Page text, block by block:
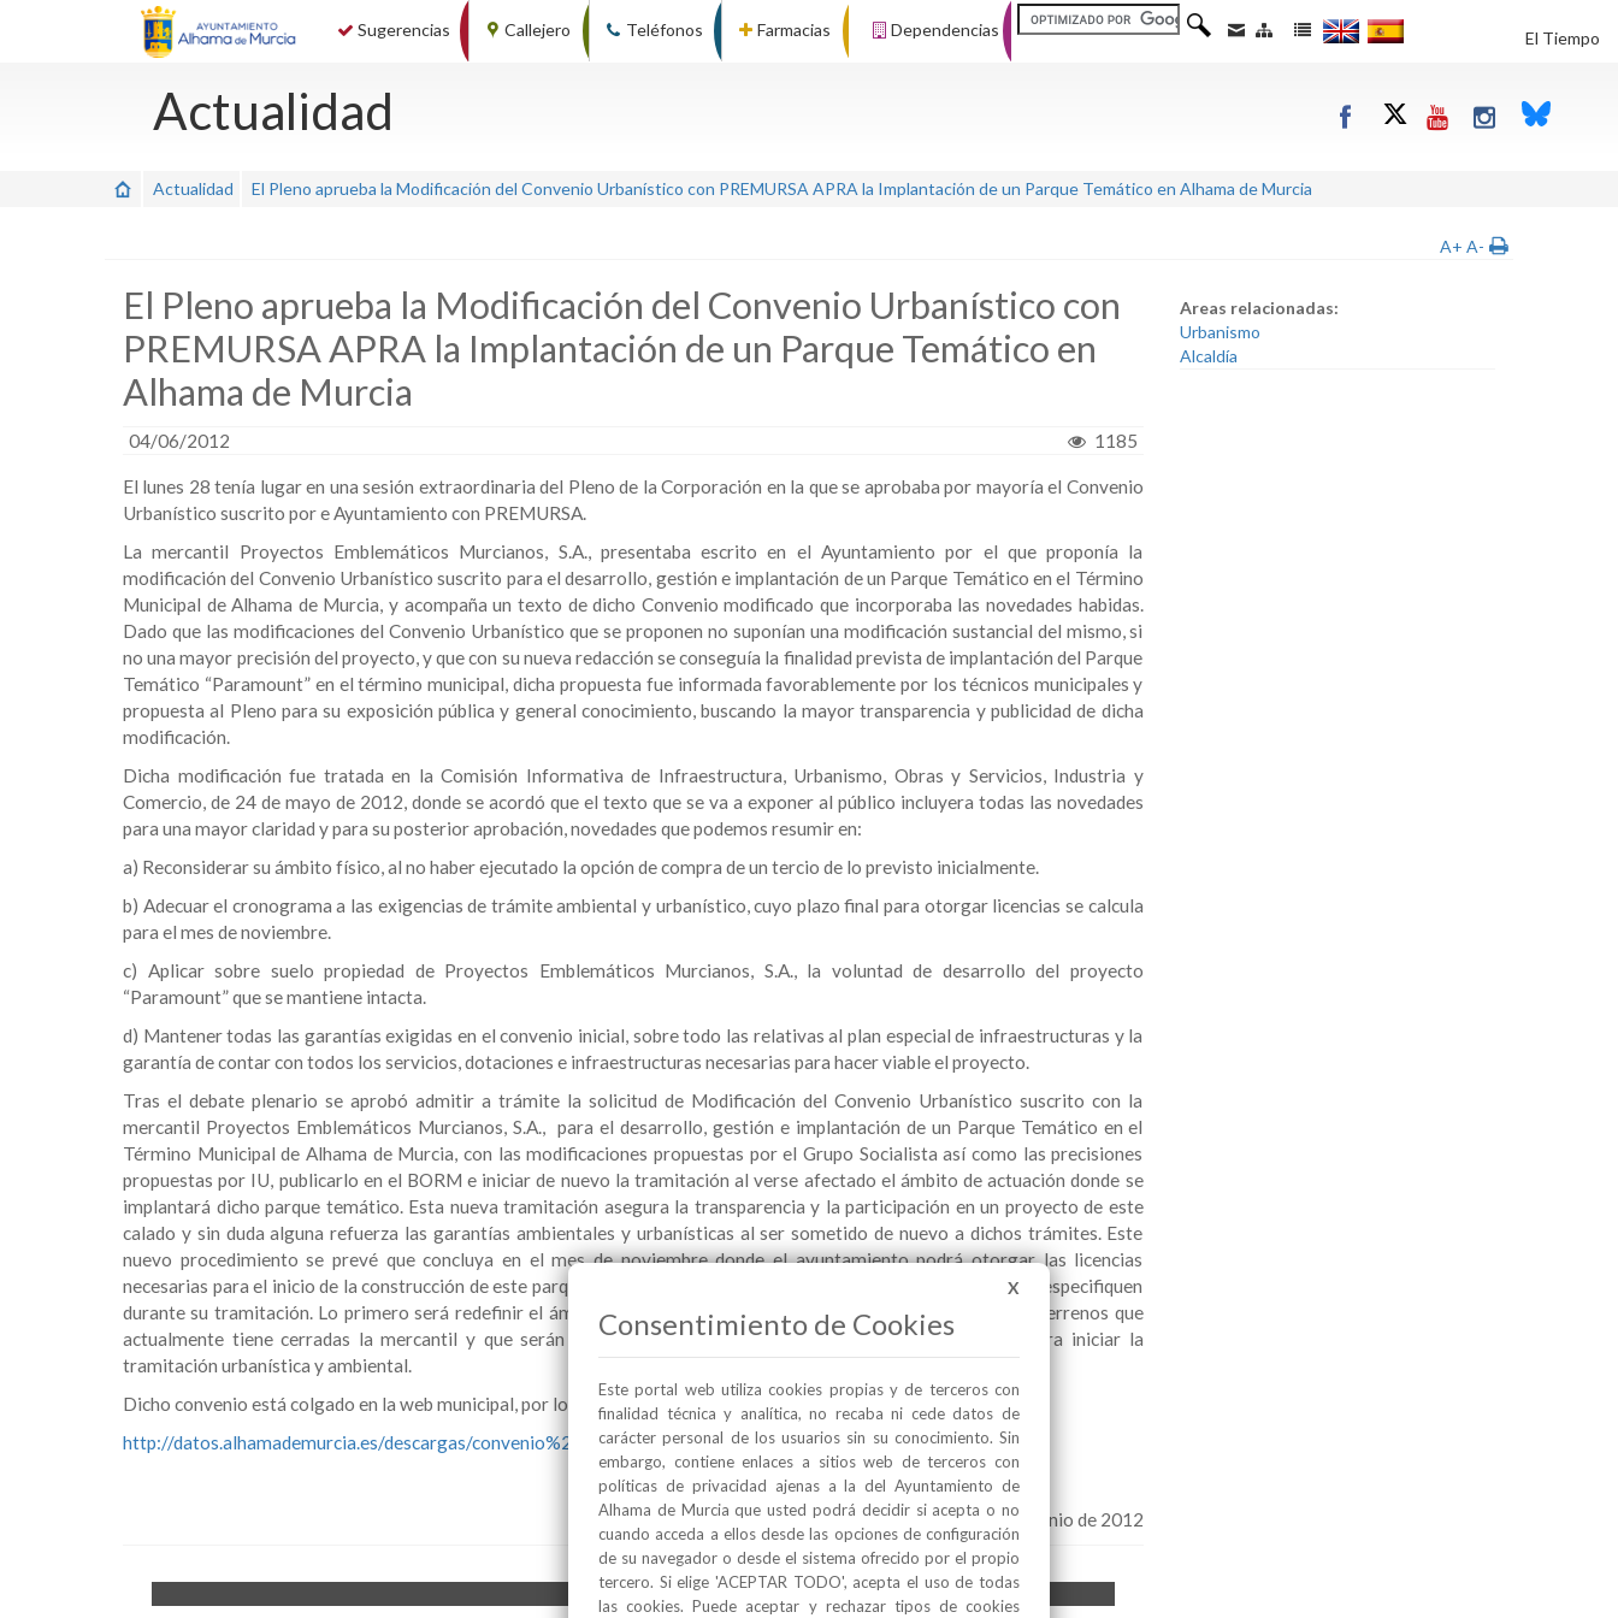
Sugerencias Callejero Teléfonos Farmacias Dependencias El Tiempo
Actualidad
Actualidad El Pleno aprueba la Modificación del Convenio Urbanístico con PREMURSA APRA la Implantación de un Parque Temático en Alhama de Murcia
A+ A-
El Pleno aprueba la Modificación del Convenio Urbanístico con
PREMURSA APRA la Implantación de un Parque Temático en
Alhama de Murcia
04/06/2012 1185
El lunes 28 tenía lugar en una sesión extraordinaria del Pleno de la Corporación en la que se aprobaba por mayoría el Convenio
Urbanístico suscrito por e Ayuntamiento con PREMURSA.
La mercantil Proyectos Emblemáticos Murcianos, S.A., presentaba escrito en el Ayuntamiento por el que proponía la
modificación del Convenio Urbanístico suscrito para el desarrollo, gestión e implantación de un Parque Temático en el Término
Municipal de Alhama de Murcia, y acompaña un texto de dicho Convenio modificado que incorporaba las novedades habidas.
Dado que las modificaciones del Convenio Urbanístico que se proponen no suponían una modificación sustancial del mismo, si
no una mayor precisión del proyecto, y que con su nueva redacción se conseguía la finalidad prevista de implantación del Parque
Temático “Paramount” en el término municipal, dicha propuesta fue informada favorablemente por los técnicos municipales y
propuesta al Pleno para su exposición pública y general conocimiento, buscando la mayor transparencia y publicidad de dicha
modificación.
Dicha modificación fue tratada en la Comisión Informativa de Infraestructura, Urbanismo, Obras y Servicios, Industria y
Comercio, de 24 de mayo de 2012, donde se acordó que el texto que se va a exponer al público incluyera todas las novedades
para una mayor claridad y para su posterior aprobación, novedades que podemos resumir en:
a) Reconsiderar su ámbito físico, al no haber ejecutado la opción de compra de un tercio de lo previsto inicialmente.
b) Adecuar el cronograma a las exigencias de trámite ambiental y urbanístico, cuyo plazo final para otorgar licencias se calcula
para el mes de noviembre.
c) Aplicar sobre suelo propiedad de Proyectos Emblemáticos Murcianos, S.A., la voluntad de desarrollo del proyecto
“Paramount” que se mantiene intacta.
d) Mantener todas las garantías exigidas en el convenio inicial, sobre todo las relativas al plan especial de infraestructuras y la
garantía de contar con todos los servicios, dotaciones e infraestructuras necesarias para hacer viable el proyecto.
Tras el debate plenario se aprobó admitir a trámite la solicitud de Modificación del Convenio Urbanístico suscrito con la
mercantil Proyectos Emblemáticos Murcianos, S.A., para el desarrollo, gestión e implantación de un Parque Temático en el
Término Municipal de Alhama de Murcia, con las modificaciones propuestas por el Grupo Socialista así como las precisiones
propuestas por IU, publicarlo en el BORM e iniciar de nuevo la tramitación al verse afectado el ámbito de actuación donde se
implantará dicho parque temático. Esta nueva tramitación asegura la transparencia y la participación en un proyecto de este
calado y sin duda alguna refuerza las garantías ambientales y urbanísticas al ser sometido de nuevo a dichos trámites. Este
nuevo procedimiento se prevé que concluya en el mes de noviembre donde el ayuntamiento podrá otorgar las licencias
necesarias para el inicio de la construcción de este parque temático, siempre que cumpla con las exigencias que se especifiquen
durante su tramitación. Lo primero será redefinir el ámbito final de este proyecto con las nuevas inclusiones de terrenos que
actualmente tiene cerradas la mercantil y que serán presentadas a este ayuntamiento en el mes de junio para iniciar la
tramitación urbanística y ambiental.
Dicho convenio está colgado en la web municipal, por lo que se puede consultar en la dirección:
http://datos.alhamademurcia.es/descargas/convenio%20paramount.pdf
Alhama de Murcia, 1 de junio de 2012
Areas relacionadas:
Urbanismo
Alcaldía
X
Consentimiento de Cookies
Este portal web utiliza cookies propias y de terceros con
finalidad técnica y analítica, no recaba ni cede datos de
carácter personal de los usuarios sin su conocimiento. Sin
embargo, contiene enlaces a sitios web de terceros con
políticas de privacidad ajenas a la del Ayuntamiento de
Alhama de Murcia que usted podrá decidir si acepta o no
cuando acceda a ellos desde las opciones de configuración
de su navegador o desde el sistema ofrecido por el propio
tercero. Si elige 'ACEPTAR TODO', acepta el uso de todas
las cookies. Puede aceptar y rechazar tipos de cookies